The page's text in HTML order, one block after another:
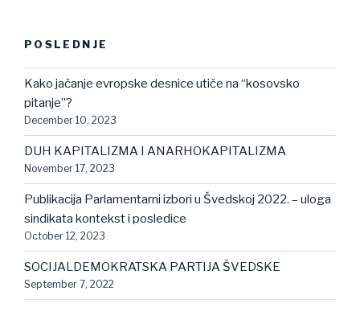
POSLEDNJE
Kako jačanje evropske desnice utiče na “kosovsko
pitanje”?
December 10, 2023
DUH KAPITALIZMA I ANARHOKAPITALIZMA
November 17, 2023
Publikacija Parlamentarni izbori u Švedskoj 2022. – uloga
sindikata kontekst i posledice
October 12, 2023
SOCIJALDEMOKRATSKA PARTIJA ŠVEDSKE
September 7, 2022